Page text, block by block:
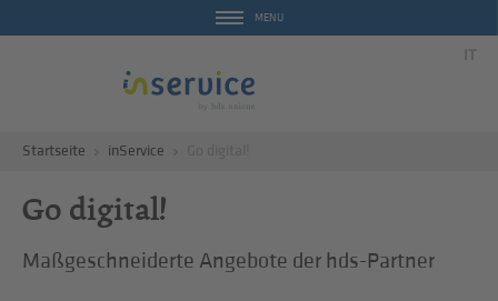
MENU
IT
Startseite inService
Go digital!
Maßgeschneiderte Angebote der hds-Partner